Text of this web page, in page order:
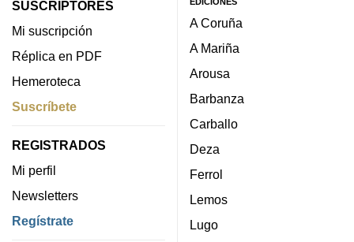
SUSCRIPTORES
Mi suscripción
Réplica en PDF
Hemeroteca
Suscríbete
REGISTRADOS
Mi perfil
Newsletters
Regístrate
A Coruña
A Mariña
Arousa
Barbanza
Carballo
Deza
Ferrol
Lemos
Lugo